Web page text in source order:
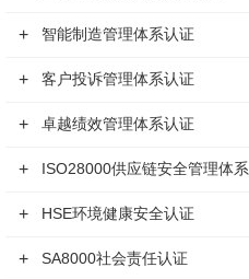
+ 智能制造管理体系认证
+ 客户投诉管理体系认证
+ 卓越绩效管理体系认证
+ ISO28000供应链安全管理体系
+ HSE环境健康安全认证
+ SA8000社会责任认证